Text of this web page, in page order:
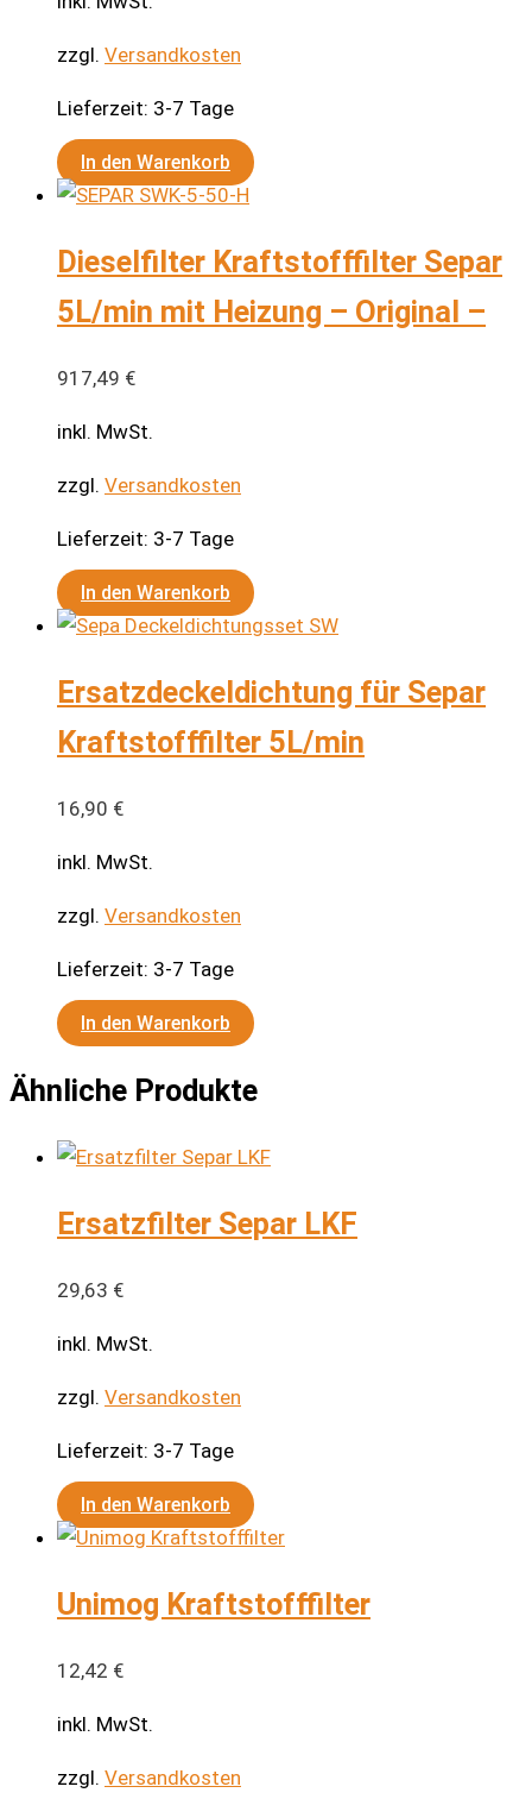
zzgl. Versandkosten
Lieferzeit: 3-7 Tage
In den Warenkorb
Dieselfilter Kraftstofffilter Separ
5L/min mit Heizung – Original –
917,49 €
inkl. MwSt.
zzgl. Versandkosten
Lieferzeit: 3-7 Tage
In den Warenkorb
Ersatzdeckeldichtung für Separ
Kraftstofffilter 5L/min
16,90 €
inkl. MwSt.
zzgl. Versandkosten
Lieferzeit: 3-7 Tage
In den Warenkorb
Ähnliche Produkte
Ersatzfilter Separ LKF
29,63 €
inkl. MwSt.
zzgl. Versandkosten
Lieferzeit: 3-7 Tage
In den Warenkorb
Unimog Kraftstofffilter
12,42 €
inkl. MwSt.
zzgl. Versandkosten